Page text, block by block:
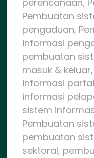
perencanaan,
Pembuatan
pengaduan,
informasi
pembuatan
masuk &
informasi
informasi
sistem
Pembuatan
pembuatan
sektoral,